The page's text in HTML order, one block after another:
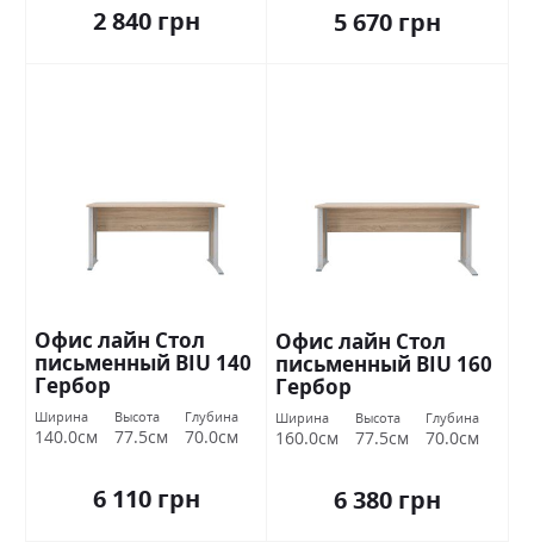
2 840 грн 5 670 грн
Офис лайн Стол
письменный BIU 140
Гербор
Ширина
140.0см
Высота
77.5см
Глубина
70.0см
6 110 грн
Офис лайн Стол
письменный BIU 160
Гербор
Ширина
160.0см
Высота
77.5см
Глубина
70.0см
6 380 грн